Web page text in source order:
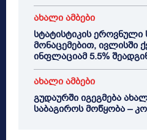
ახალი ამბები
სტატისტიკის ეროვნული
მონაცემებით, ივლისში
ინფლაციამ 5.5%
ახალი ამბები
გუდაურში იგეგმება
საბაგიროს მოწყობა –